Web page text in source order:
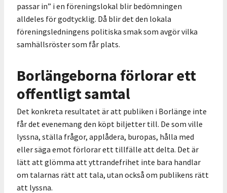
passar in” i en föreningslokal blir bedömningen
alldeles för godtycklig. Då blir det den lokala
föreningsledningens politiska smak som avgör vilka
samhällsröster som får plats.
Borlängeborna förlorar ett
offentligt samtal
Det konkreta resultatet är att publiken i Borlänge inte
får det evenemang den köpt biljetter till. De som ville
lyssna, ställa frågor, applådera, buropas, hålla med
eller säga emot förlorar ett tillfälle att delta. Det är
lätt att glömma att yttrandefrihet inte bara handlar
om talarnas rätt att tala, utan också om publikens rätt
att lyssna.